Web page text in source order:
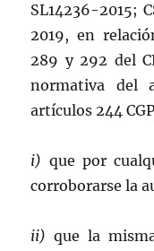
SL14236-2015;
2019, en
289 y 292 del
normativa del
artículos 244
i) que por
corroborarse la
ii)que la